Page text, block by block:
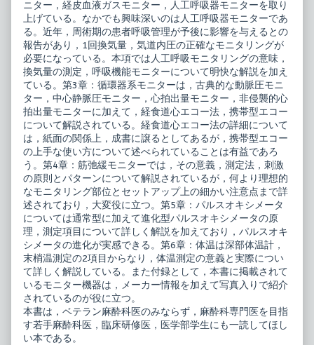
ニター，経皮血液ガスモニター，人工呼吸器モニターを取り
上げている。なかでも興味深いのは人工呼吸器モニターであ
る。近年，周術期の患者呼吸管理が予後に影響を与えるとの
報告があり，1回換気量，気道内圧の正確なモニタリングが
必要になっている。本項では人工呼吸モニタリングの意味，
換気量の測定，呼吸機能モニターについて明快な解説を加え
ている。第3章：循環器系モニターは，古典的な動脈圧モニ
ター，中心静脈圧モニター，心拍出量モニター，非侵襲的心
拍出量モニターに加えて，経食道心エコー法，携帯型エコー
について解説されている。経食道心エコー法の詳細について
は，紙面の関係上，成書に譲るとしてあるが，携帯型エコー
の上手な使い方について述べられていることは有益であろ
う。第4章：筋弛緩モニターでは，その意義，測定法，刺激
の原則とパターンについて解説されているが，何より理想的
なモニタリング部位とセットアップ上の細かい注意点まで詳
述されており，大変役に立つ。第5章：パルスオキシメータ
については通常型に加えて進化型パルスオキシメータの原
理，測定項目について詳しく解説を加えており，パルスオキ
シメータの進化が実感できる。第6章：体温は深部体温計，
末梢温測定の2項目からなり，体温測定の意義と実際につい
て詳しく解説している。また付録として，本書に掲載されて
いるモニター機器は，メーカー情報を加えて写真入りで紹介
されているのが役に立つ。
本書は，ベテラン麻酔科医のみならず，麻酔科専門医を目指
す若手麻酔科医，臨床研修医，医学部学生にも一読してほし
い本である。